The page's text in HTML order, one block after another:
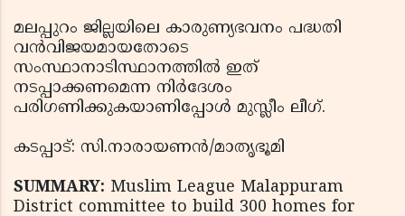
മലപ്പുറം ജില്ലയിലെ കാരുണ്യഭവനം പദ്ധതി
വന്‍വിജയമായതോടെ
സംസ്ഥാനാടിസ്ഥാനത്തില്‍ ഇത്
നടപ്പാക്കണമെന്ന നിര്‍ദേശം
പരിഗണിക്കുകയാണിപ്പോള്‍ മുസ്ലീം ലീഗ്.
കടപ്പാട്: സി.നാരായണന്‍/മാതൃഭൂമി
SUMMARY: Muslim League Malappuram
District committee to build 300 homes for